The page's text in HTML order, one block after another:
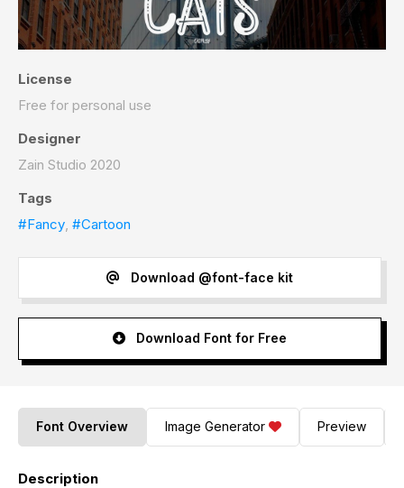
License
Free for personal use
Designer
Zain Studio 2020
Tags
#Fancy, #Cartoon
Download @font-face kit
Download Font for Free
Font Overview Image Generator Preview
Description